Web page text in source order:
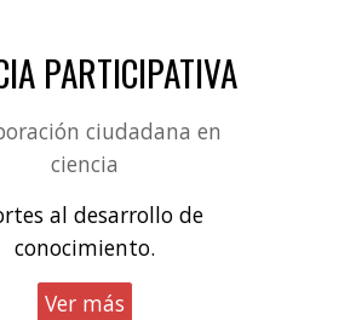
PARTICIPATIVA
ciudadana en
ciencia
al desarrollo de
conocimiento.
Ver más